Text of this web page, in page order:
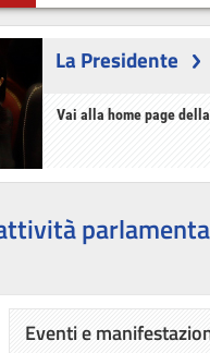
La Presidente
Vai alla home page
Eventi e